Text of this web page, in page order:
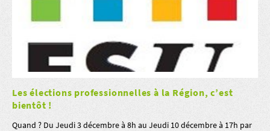
Les élections professionnelles à la Région, c’est
bientôt !
Quand ? Du Jeudi 3 décembre à 8h au Jeudi 10 décembre à 17h par